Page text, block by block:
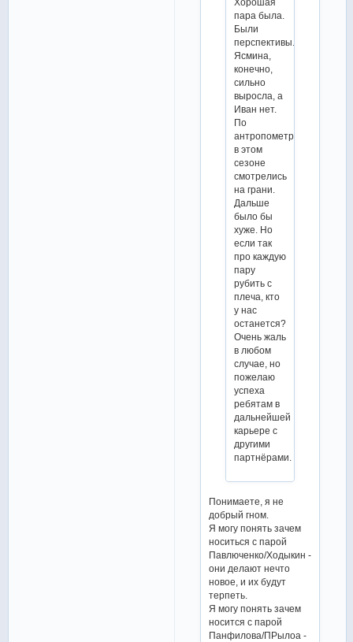
Хорошая
пара была.
Были
перспективы.
Ясмина,
конечно,
сильно
выросла, а
Иван нет.
По
антропометрии
в этом
сезоне
смотрелись
на грани.
Дальше
было бы
хуже. Но
если так
про каждую
пару
рубить с
плеча, кто
у нас
останется?
Очень жаль
в любом
случае, но
пожелаю
успеха
ребятам в
дальнейшей
карьере с
другими
партнёрами.
Понимаете, я не
добрый гном.
Я могу понять зачем
носиться с парой
Павлюченко/Ходыкин -
они делают нечто
новое, и их будут
терпеть.
Я могу понять зачем
носится с парой
Панфилова/ПРылоа -